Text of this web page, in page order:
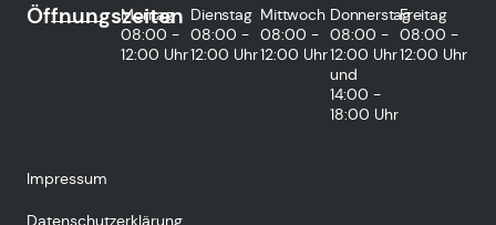
Öffnungszeiten
Montag
08:00 -
12:00 Uhr
Dienstag
08:00 -
12:00 Uhr
Mittwoch
08:00 -
12:00 Uhr
Donnerstag
08:00 -
12:00 Uhr
und
14:00 -
18:00 Uhr
Freitag
08:00 -
12:00 Uhr
Impressum
Datenschutzerklärung